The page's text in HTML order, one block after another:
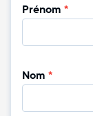
Prénom *
Nom *